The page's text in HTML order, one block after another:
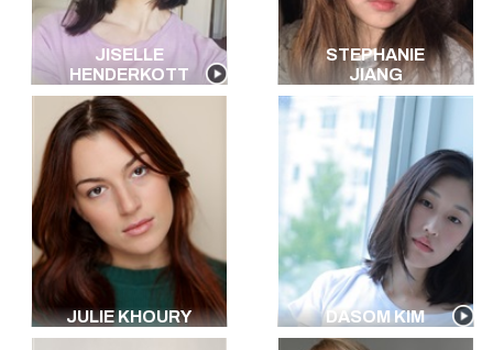
JISELLE
HENDERKOTT
STEPHANIE
JIANG
JULIE KHOURY DASOM KIM